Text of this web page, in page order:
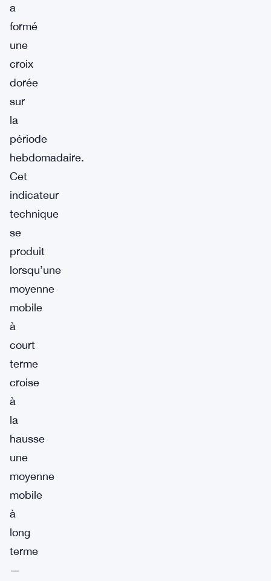
a
formé
une
croix
dorée
sur
la
période
hebdomadaire.
Cet
indicateur
technique
se
produit
lorsqu’une
moyenne
mobile
à
court
terme
croise
à
la
hausse
une
moyenne
mobile
à
long
terme
—